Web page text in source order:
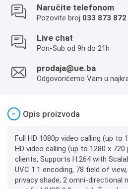
Naručite telefonom
Pozovite broj 033 873 872
Live chat
Pon-Sub od 9h do 21h
prodaja@ue.ba
Odgovorićemo Vam u
− Opis proizvoda
Full HD 1080p video calling (up to
HD video calling (up to 1280 x
clients, Supports H.264 with
UVC 1.1 encoding, 78 field of
privacy shade, 2 omni-directional